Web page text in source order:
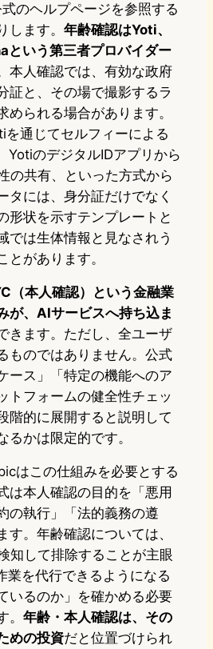
のヘルプページを参照する
します。 年齢確認はYoti、
という第三者プロバイダー
本人確認では、有効な政府
証と、その場で撮影するラ
められる場合があります。
を通じてセルフィーによる
YotiのデジタルIDアプリから
の共有、といった方式から
タには、身分証だけでなく
形状を示すテンプレートと
では生体情報と見なされう
とがあります。
（本人確認）という金融業
が、AIサービスへ持ち込ま
きます。ただし、全ユーザ
ものではありません。公式
ース」「特定の機能へのア
トフォームの健全性チェッ
階的に展開すると説明して
るかは限定的です。
はこの仕組みを必要とする
は本人確認の目的を「悪用
の執行」「法的義務の遵
す。年齢確認については、
知して排除することが主眼
業を代行できるようになる
いるのか」を確かめる必要
年齢・本人確認は、その
めの投資だと位置づけられ